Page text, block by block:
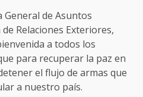
de Asuntos
Relaciones Exteriores,
a todos los
para recuperar la paz en
el flujo de armas que
a nuestro país.